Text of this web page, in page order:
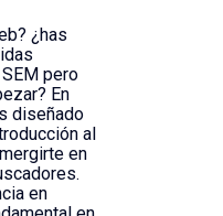
¿has
pero
En
diseñado
al
en
en